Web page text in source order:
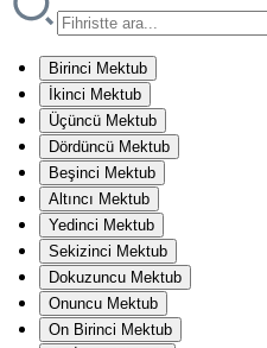
Birinci Mektub
İkinci Mektub
Üçüncü Mektub
Dördüncü Mektub
Beşinci Mektub
Altıncı Mektub
Yedinci Mektub
Sekizinci Mektub
Dokuzuncu Mektub
Onuncu Mektub
On Birinci Mektub